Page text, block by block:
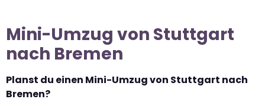
Mini-Umzug von Stuttgart
nach Bremen
Planst du einen Mini-Umzug von Stuttgart nach
Bremen?